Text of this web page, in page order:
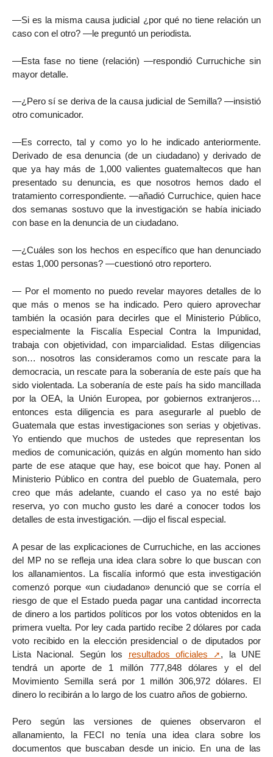
—Si es la misma causa judicial ¿por qué no tiene relación un
caso con el otro? —le preguntó un periodista.
—Esta fase no tiene (relación) —respondió Curruchiche sin
mayor detalle.
—¿Pero sí se deriva de la causa judicial de Semilla? —insistió
otro comunicador.
—Es correcto, tal y como yo lo he indicado anteriormente.
Derivado de esa denuncia (de un ciudadano) y derivado de
que ya hay más de 1,000 valientes guatemaltecos que han
presentado su denuncia, es que nosotros hemos dado el
tratamiento correspondiente. —añadió Curruchice, quien hace
dos semanas sostuvo que la investigación se había iniciado
con base en la denuncia de un ciudadano.
—¿Cuáles son los hechos en específico que han denunciado
estas 1,000 personas? —cuestionó otro reportero.
— Por el momento no puedo revelar mayores detalles de lo
que más o menos se ha indicado. Pero quiero aprovechar
también la ocasión para decirles que el Ministerio Público,
especialmente la Fiscalía Especial Contra la Impunidad,
trabaja con objetividad, con imparcialidad. Estas diligencias
son… nosotros las consideramos como un rescate para la
democracia, un rescate para la soberanía de este país que ha
sido violentada. La soberanía de este país ha sido mancillada
por la OEA, la Unión Europea, por gobiernos extranjeros…
entonces esta diligencia es para asegurarle al pueblo de
Guatemala que estas investigaciones son serias y objetivas.
Yo entiendo que muchos de ustedes que representan los
medios de comunicación, quizás en algún momento han sido
parte de ese ataque que hay, ese boicot que hay. Ponen al
Ministerio Público en contra del pueblo de Guatemala, pero
creo que más adelante, cuando el caso ya no esté bajo
reserva, yo con mucho gusto les daré a conocer todos los
detalles de esta investigación. —dijo el fiscal especial.
A pesar de las explicaciones de Curruchiche, en las acciones
del MP no se refleja una idea clara sobre lo que buscan con
los allanamientos. La fiscalía informó que esta investigación
comenzó porque «un ciudadano» denunció que se corría el
riesgo de que el Estado pueda pagar una cantidad incorrecta
de dinero a los partidos políticos por los votos obtenidos en la
primera vuelta. Por ley cada partido recibe 2 dólares por cada
voto recibido en la elección presidencial o de diputados por
Lista Nacional. Según los resultados oficiales
, la UNE
tendrá un aporte de 1 millón 777,848 dólares y el del
Movimiento Semilla será por 1 millón 306,972 dólares. El
dinero lo recibirán a lo largo de los cuatro años de gobierno.
Pero según las versiones de quienes observaron el
allanamiento, la FECI no tenía una idea clara sobre los
documentos que buscaban desde un inicio. En una de las